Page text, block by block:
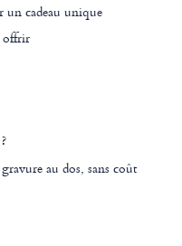
un cadeau unique
offrir
au dos, sans coût